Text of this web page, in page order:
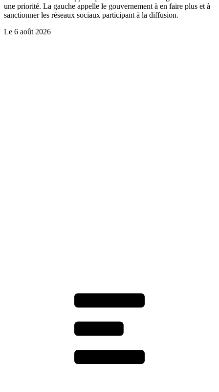
une priorité. La gauche appelle le gouvernement à en faire plus et à
sanctionner les réseaux sociaux participant à la diffusion.
Le 6 août 2026